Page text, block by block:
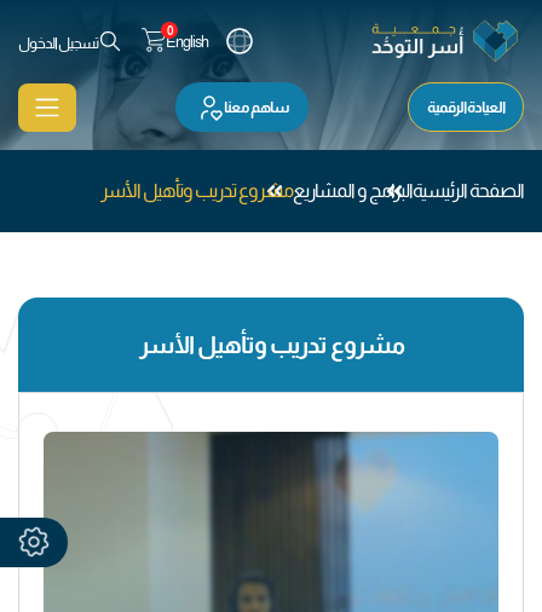
English
0
تسجيل الدخول
العيادة الرقمية ساهم معنا
الصفحة الرئيسيةالبرامج و المشاريعمشروع تدريب وتأهيل الأسر
مشروع تدريب وتأهيل الأسر